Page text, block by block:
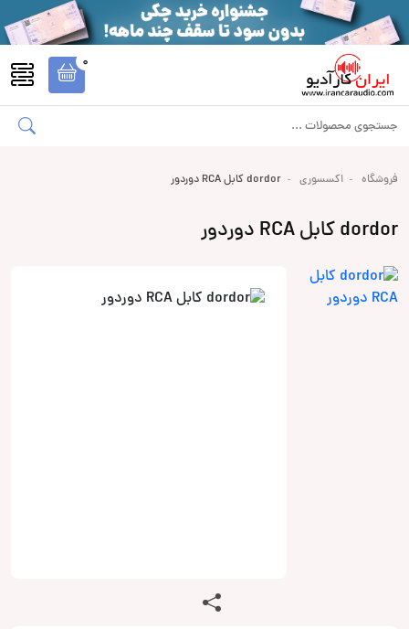
0
فروشگاه اکسسوری dordor کابل RCA دوردور
dordor کابل RCA دوردور